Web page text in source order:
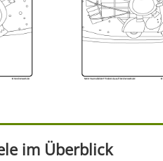
im Überblick